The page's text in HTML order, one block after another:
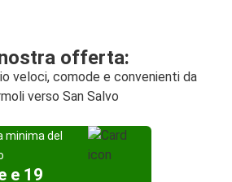
offerta:
veloci, comode e convenienti da
verso San Salvo
minima del
e 19